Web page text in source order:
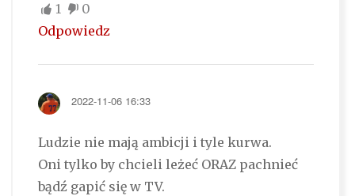
1
0
Odpowiedz
2022-11-06 16:33
Ludzie nie mają ambicji i tyle kurwa.
Oni tylko by chcieli leżeć ORAZ pachnieć
bądź gapić się w TV.